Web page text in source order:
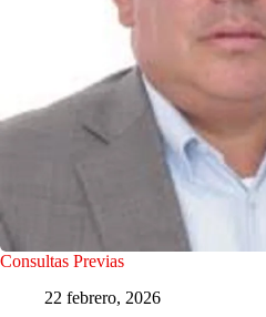
Consultas Previas
22 febrero, 2026